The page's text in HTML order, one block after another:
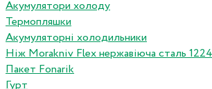
Акумулятори холоду
Термопляшки
Акумуляторні холодильники
Ніж Morakniv Flex нержавіюча сталь
Пакет Fonarik
Гурт